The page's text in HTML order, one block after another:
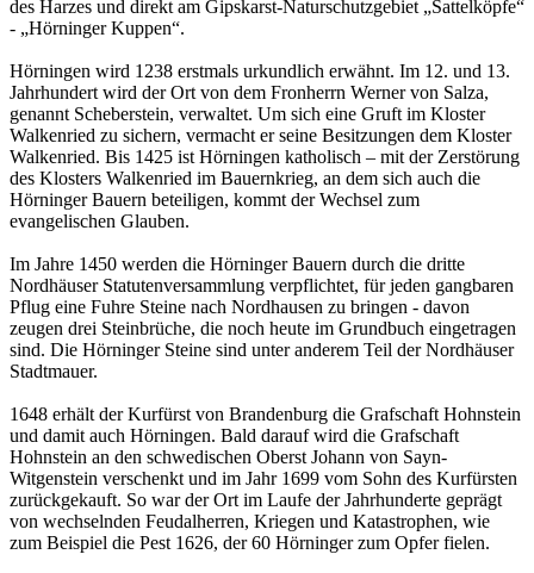
des Harzes und direkt am Gipskarst-Naturschutzgebiet „Sattelköpfe“
- „Hörninger Kuppen“.
Hörningen wird 1238 erstmals urkundlich erwähnt. Im 12. und 13.
Jahrhundert wird der Ort von dem Fronherrn Werner von Salza,
genannt Scheberstein, verwaltet. Um sich eine Gruft im Kloster
Walkenried zu sichern, vermacht er seine Besitzungen dem Kloster
Walkenried. Bis 1425 ist Hörningen katholisch – mit der Zerstörung
des Klosters Walkenried im Bauernkrieg, an dem sich auch die
Hörninger Bauern beteiligen, kommt der Wechsel zum
evangelischen Glauben.
Im Jahre 1450 werden die Hörninger Bauern durch die dritte
Nordhäuser Statutenversammlung verpflichtet, für jeden gangbaren
Pflug eine Fuhre Steine nach Nordhausen zu bringen - davon
zeugen drei Steinbrüche, die noch heute im Grundbuch eingetragen
sind. Die Hörninger Steine sind unter anderem Teil der Nordhäuser
Stadtmauer.
1648 erhält der Kurfürst von Brandenburg die Grafschaft Hohnstein
und damit auch Hörningen. Bald darauf wird die Grafschaft
Hohnstein an den schwedischen Oberst Johann von Sayn-
Witgenstein verschenkt und im Jahr 1699 vom Sohn des Kurfürsten
zurückgekauft. So war der Ort im Laufe der Jahrhunderte geprägt
von wechselnden Feudalherren, Kriegen und Katastrophen, wie
zum Beispiel die Pest 1626, der 60 Hörninger zum Opfer fielen.